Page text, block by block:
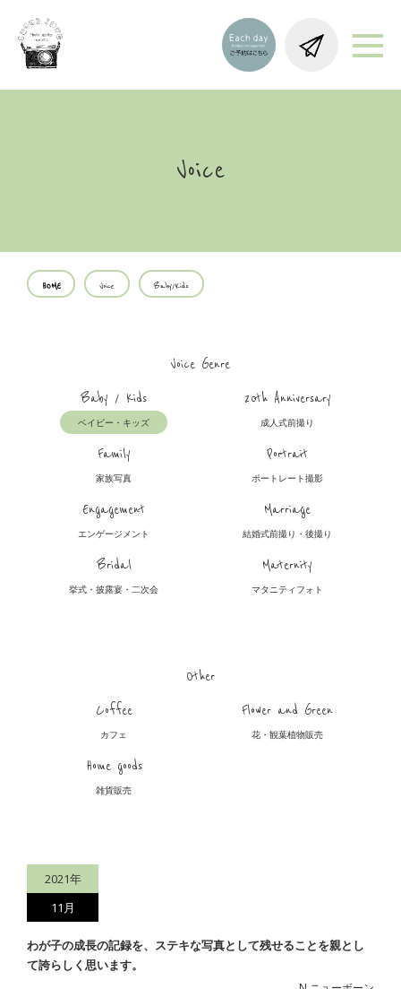
Voice
HOME Voice Baby/Kids
Voice Genre
Baby / Kids
ベイビー・キッズ
20th Anniversary
成人式前撮り
Family
家族写真
Portrait
ポートレート撮影
Engagement
エンゲージメント
Marriage
結婚式前撮り・後撮り
Bridal
挙式・披露宴・二次会
Maternity
マタニティフォト
Other
Coffee
カフェ
Flower and Green
花・観葉植物販売
Home goods
雑貨販売
2021年
11月
わが子の成長の記録を、ステキな写真として残せることを親とし
て誇らしく思います。